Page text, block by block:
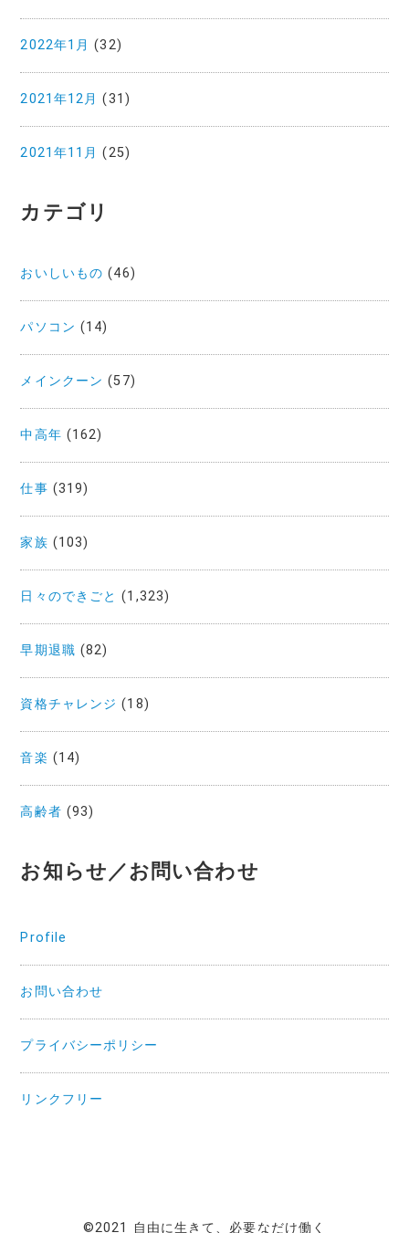
2022年1月 (32)
2021年12月 (31)
2021年11月 (25)
カテゴリ
おいしいもの (46)
パソコン (14)
メインクーン (57)
中高年 (162)
仕事 (319)
家族 (103)
日々のできごと (1,323)
早期退職 (82)
資格チャレンジ (18)
音楽 (14)
高齢者 (93)
お知らせ／お問い合わせ
Profile
お問い合わせ
プライバシーポリシー
リンクフリー
©2021 自由に生きて、必要なだけ働く